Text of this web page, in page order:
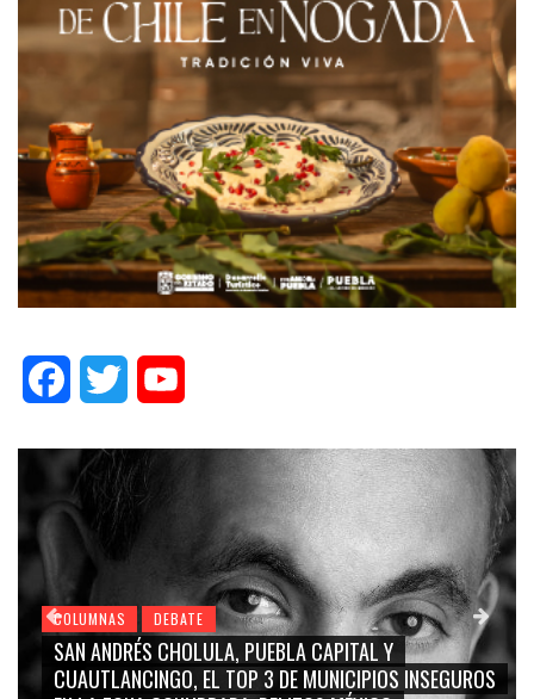
FacebookTwitter
COLUMNAS DEBATE
SAN ANDRÉS CHOLULA, PUEBLA CAPITAL Y
CUAUTLANCINGO, EL TOP 3 DE MUNICIPIOS INSEGUROS